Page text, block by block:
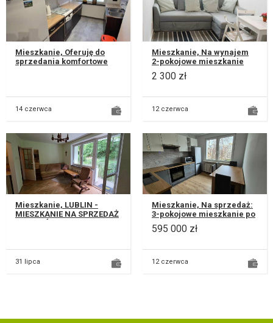
Mieszkanie, Oferuję do
sprzedania komfortowe
14 czerwca
Mieszkanie, Na wynajem
2-pokojowe mieszkanie
położone na osiedlu
Koncertowa Dolina. W
2 300 zł
12 czerwca
Mieszkanie, LUBLIN -
MIESZKANIE NA SPRZEDAŻ
31 lipca
Mieszkanie, Na sprzedaż:
3-pokojowe mieszkanie po
generalnym remoncie w
2024 r.– Czechów, ul.
595 000 zł
12 czerwca